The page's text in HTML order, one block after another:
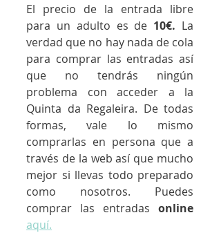
El precio de la entrada libre
para un adulto es de 10€. La
verdad que no hay nada de cola
para comprar las entradas así
que no tendrás ningún
problema con acceder a la
Quinta da Regaleira. De todas
formas, vale lo mismo
comprarlas en persona que a
través de la web así que mucho
mejor si llevas todo preparado
como nosotros. Puedes
comprar las entradas online
aquí.